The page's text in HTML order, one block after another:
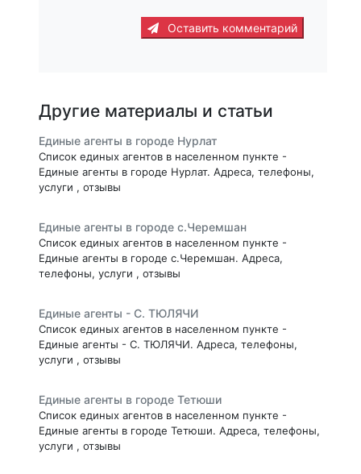
Оставить комментарий
Другие материалы и статьи
Единые агенты в городе Нурлат
Список единых агентов в населенном пункте -
Единые агенты в городе Нурлат. Адреса, телефоны,
услуги , отзывы
Единые агенты в городе с.Черемшан
Список единых агентов в населенном пункте -
Единые агенты в городе с.Черемшан. Адреса,
телефоны, услуги , отзывы
Единые агенты - С. ТЮЛЯЧИ
Список единых агентов в населенном пункте -
Единые агенты - С. ТЮЛЯЧИ. Адреса, телефоны,
услуги , отзывы
Единые агенты в городе Тетюши
Список единых агентов в населенном пункте -
Единые агенты в городе Тетюши. Адреса, телефоны,
услуги , отзывы